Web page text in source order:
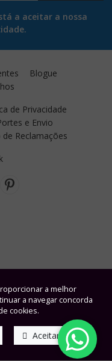
a melhor
a navegar concorda
cookies.
Aceitar
a aceitar a nossa
Blogue
de Privacidade
e Envio
de Reclamações
Powered bywindbyinternet